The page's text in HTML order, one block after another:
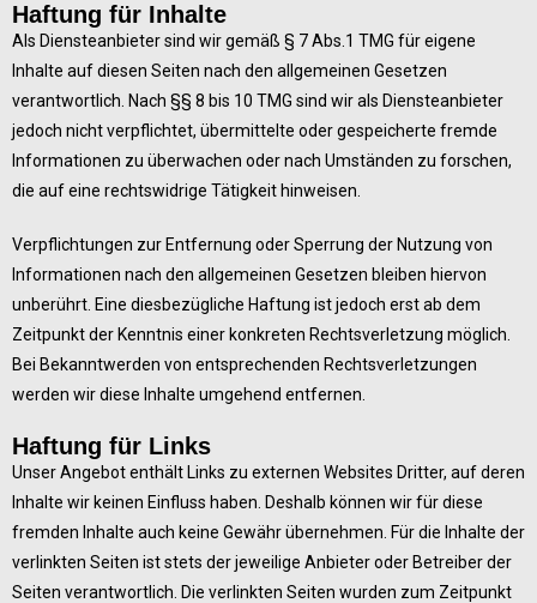
Haftung für Inhalte
Als Diensteanbieter sind wir gemäß § 7 Abs.1 TMG für eigene
Inhalte auf diesen Seiten nach den allgemeinen Gesetzen
verantwortlich. Nach §§ 8 bis 10 TMG sind wir als Diensteanbieter
jedoch nicht verpflichtet, übermittelte oder gespeicherte fremde
Informationen zu überwachen oder nach Umständen zu forschen,
die auf eine rechtswidrige Tätigkeit hinweisen.
Verpflichtungen zur Entfernung oder Sperrung der Nutzung von
Informationen nach den allgemeinen Gesetzen bleiben hiervon
unberührt. Eine diesbezügliche Haftung ist jedoch erst ab dem
Zeitpunkt der Kenntnis einer konkreten Rechtsverletzung möglich.
Bei Bekanntwerden von entsprechenden Rechtsverletzungen
werden wir diese Inhalte umgehend entfernen.
Haftung für Links
Unser Angebot enthält Links zu externen Websites Dritter, auf deren
Inhalte wir keinen Einfluss haben. Deshalb können wir für diese
fremden Inhalte auch keine Gewähr übernehmen. Für die Inhalte der
verlinkten Seiten ist stets der jeweilige Anbieter oder Betreiber der
Seiten verantwortlich. Die verlinkten Seiten wurden zum Zeitpunkt